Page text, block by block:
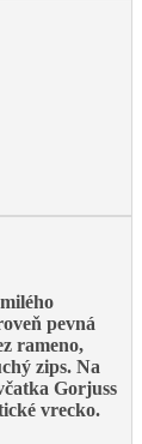
pevná
rameno,
zips. Na
Gorjuss
vrecko.